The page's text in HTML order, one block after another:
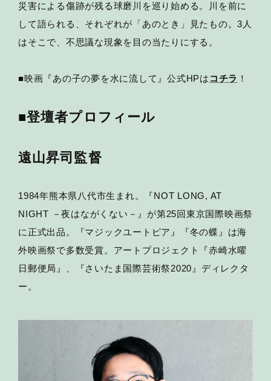
災害による傷跡が残る球磨川を巡り始める。川を前に
して語られる、それぞれが「あのとき」見たもの。3人
はそこで、不思議な現象を目の当たりにする。
■映画『あの子の夢を水に流して』公式HPは コチラ ！
■登壇者プロフィール
遠山昇司監督
1984年熊本県八代市生まれ。『NOT LONG, AT
NIGHT －夜はながくない－』が第25回東京国際映画祭
に正式出品。『マジックユートピア』『冬の蝶』は海
外映画祭で多数受賞。アートプロジェクト『赤崎水曜
日郵便局』、『さいたま国際芸術祭2020』ディレクタ
ー。